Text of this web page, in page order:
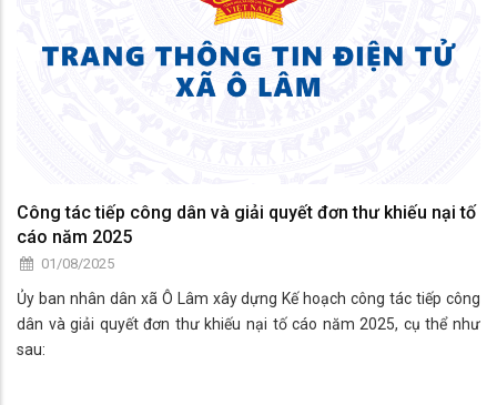
Công tác tiếp công dân và giải quyết đơn thư khiếu nại tố
cáo năm 2025
01/08/2025
Ủy ban nhân dân xã Ô Lâm xây dựng Kế hoạch công tác tiếp công
dân và giải quyết đơn thư khiếu nại tố cáo năm 2025, cụ thể như
sau: